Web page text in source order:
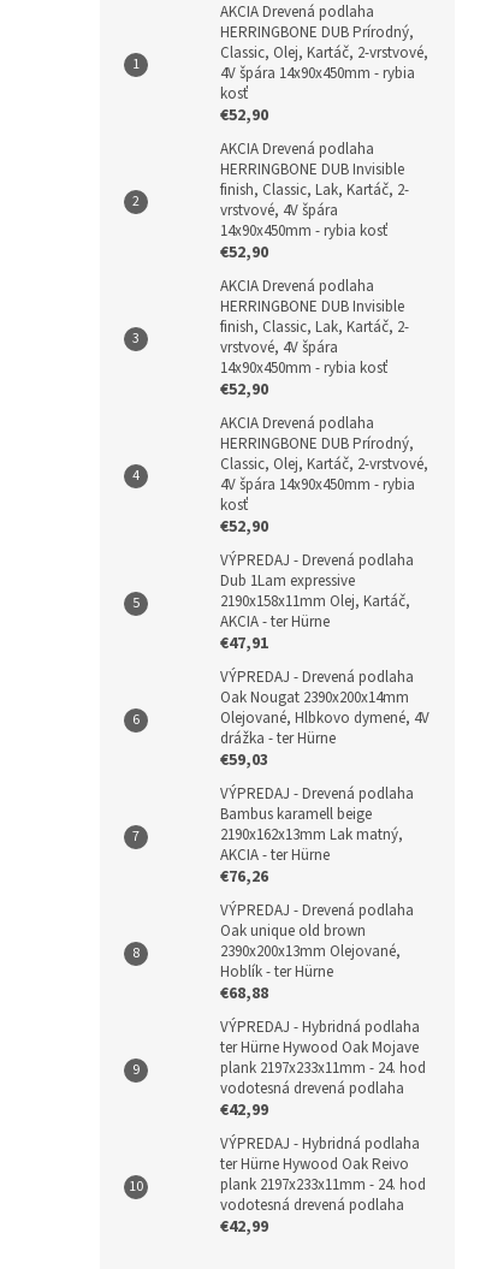
AKCIA Drevená podlaha
HERRINGBONE DUB Prírodný,
Classic, Olej, Kartáč, 2-vrstvové,
4V špára 14x90x450mm - rybia
kosť
€52,90
AKCIA Drevená podlaha
HERRINGBONE DUB Invisible
finish, Classic, Lak, Kartáč, 2-
vrstvové, 4V špára
14x90x450mm - rybia kosť
€52,90
AKCIA Drevená podlaha
HERRINGBONE DUB Invisible
finish, Classic, Lak, Kartáč, 2-
vrstvové, 4V špára
14x90x450mm - rybia kosť
€52,90
AKCIA Drevená podlaha
HERRINGBONE DUB Prírodný,
Classic, Olej, Kartáč, 2-vrstvové,
4V špára 14x90x450mm - rybia
kosť
€52,90
VÝPREDAJ - Drevená podlaha
Dub 1Lam expressive
2190x158x11mm Olej, Kartáč,
AKCIA - ter Hürne
€47,91
VÝPREDAJ - Drevená podlaha
Oak Nougat 2390x200x14mm
Olejované, Hlbkovo dymené, 4V
drážka - ter Hürne
€59,03
VÝPREDAJ - Drevená podlaha
Bambus karamell beige
2190x162x13mm Lak matný,
AKCIA - ter Hürne
€76,26
VÝPREDAJ - Drevená podlaha
Oak unique old brown
2390x200x13mm Olejované,
Hoblík - ter Hürne
€68,88
VÝPREDAJ - Hybridná podlaha
ter Hürne Hywood Oak Mojave
plank 2197x233x11mm - 24. hod
vodotesná drevená podlaha
€42,99
VÝPREDAJ - Hybridná podlaha
ter Hürne Hywood Oak Reivo
plank 2197x233x11mm - 24. hod
vodotesná drevená podlaha
€42,99